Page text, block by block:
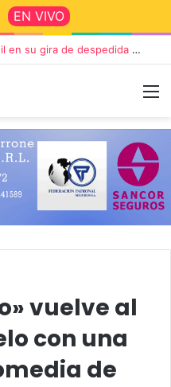
EN VIVO
Die Toten Hosen llega a Tandil en su gira de despedida «Fútbol, Asado, Vino y Adiós Amigos»
vuelve al
con una
de